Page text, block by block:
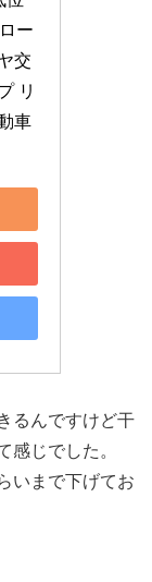
ー
交
リ
車
るんですけど干
感じでした。
いまで下げてお